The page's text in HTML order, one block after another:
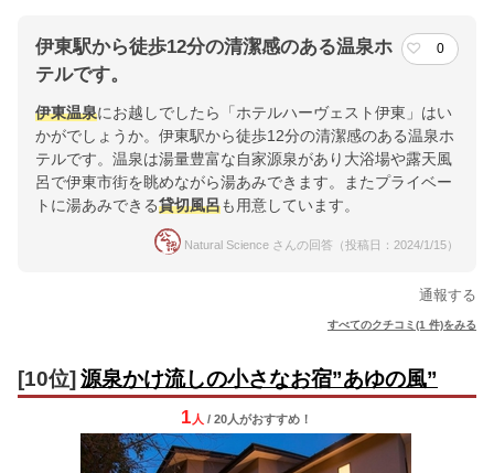
伊東駅から徒歩12分の清潔感のある温泉ホ
テルです。
0
伊東温泉にお越しでしたら「ホテルハーヴェスト伊東」はい
かがでしょうか。伊東駅から徒歩12分の清潔感のある温泉ホ
テルです。温泉は湯量豊富な自家源泉があり大浴場や露天風
呂で伊東市街を眺めながら湯あみできます。またプライベー
トに湯あみできる貸切風呂も用意しています。
Natural Science さんの回答（投稿日：2024/1/15）
通報する
すべてのクチコミ(1 件)をみる
[10位] 源泉かけ流しの小さなお宿”あゆの風”
1 人 / 20人がおすすめ！